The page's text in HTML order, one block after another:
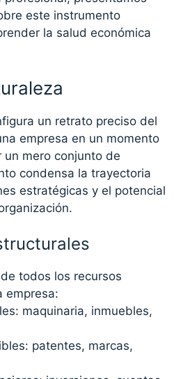
este instrumento
la salud económica
un retrato preciso del
empresa en un momento
mero conjunto de
condensa la trayectoria
estratégicas y el potencial
todos los recursos
empresa:
maquinaria, inmuebles,
patentes, marcas,